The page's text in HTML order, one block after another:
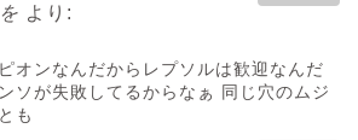
より:
オンなんだからレプソルは歓迎なんだ
ソが失敗してるからなぁ 同じ穴のムジ
も